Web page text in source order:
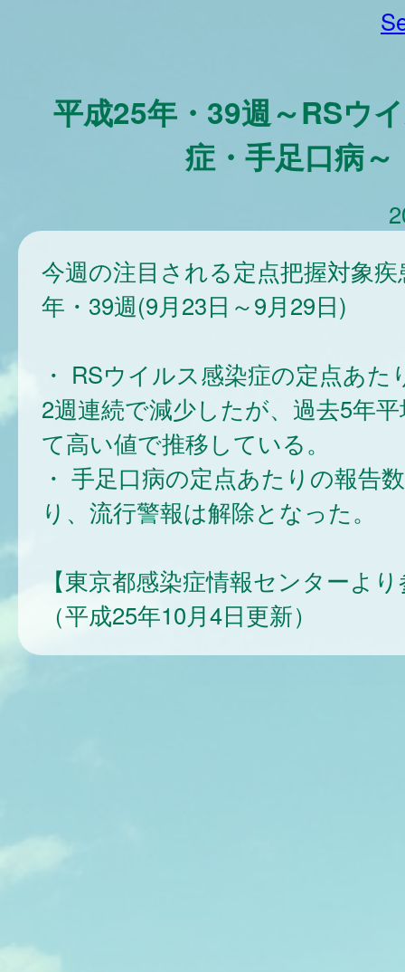
平成25年・39週～RSウ
症・手足口病～
今週の注目される定点把握対象
年・39週(9月23日～9月29日)
・ RSウイルス感染症の定点あた
2週連続で減少したが、過去5年
て高い値で推移している。
・ 手足口病の定点あたりの報告
り、流行警報は解除となった。
【東京都感染症情報センターよ
（平成25年10月4日更新）